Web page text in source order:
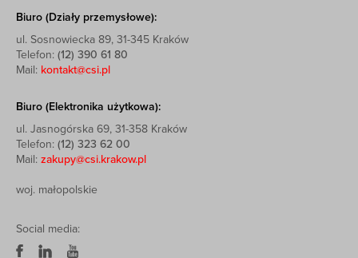
Biuro (Działy przemysłowe):
ul. Sosnowiecka 89, 31-345 Kraków
Telefon: (12) 390 61 80
Mail: kontakt@csi.pl
Biuro (Elektronika użytkowa):
ul. Jasnogórska 69, 31-358 Kraków
Telefon: (12) 323 62 00
Mail: zakupy@csi.krakow.pl
woj. małopolskie
Social media: